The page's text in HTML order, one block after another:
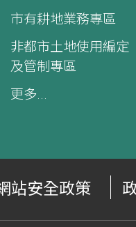
市有耕地業務專區
非都市土地使用編定
及管制專區
更多...
站安全政策